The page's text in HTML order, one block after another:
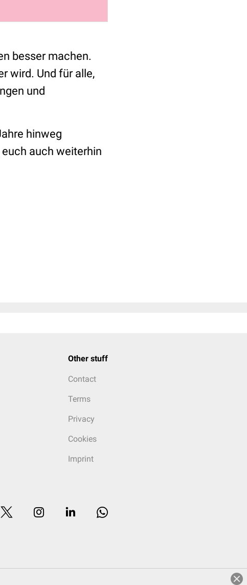
besser machen.
wird. Und für alle,
und
hinweg
auch weiterhin
Other stuff
Contact
Terms
Privacy
Cookies
Imprint